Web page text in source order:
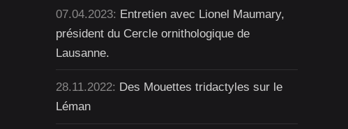
07.04.2023: Entretien avec Lionel Maumary,
président du Cercle ornithologique de
Lausanne.
28.11.2022: Des Mouettes tridactyles sur le
Léman